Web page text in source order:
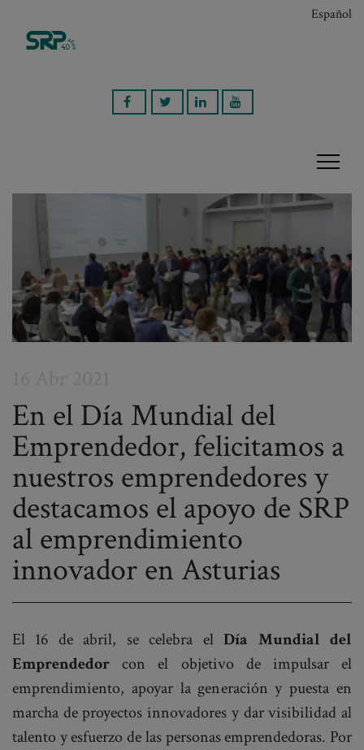
En el Día Mundial del
Emprendedor, felicitamos a
nuestros emprendedores y
destacamos el apoyo de SRP
al emprendimiento
innovador en Asturias
El 16 de abril, se celebra elDía Mundial del
Emprendedor con el objetivo de impulsar el
emprendimiento, apoyar la generación y puesta en
marcha de proyectos innovadores y dar visibilidad al
talento y esfuerzo de las personas emprendedoras. Por
Post
navigation
Español